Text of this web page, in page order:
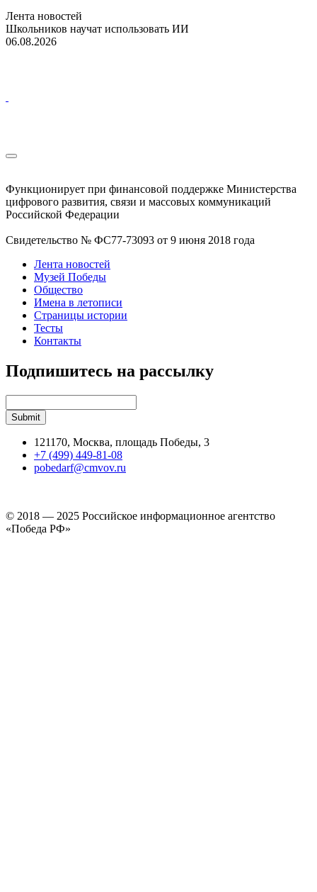
Лента новостей
Школьников научат использовать ИИ
06.08.2026
Функционирует при финансовой поддержке Министерства
цифрового развития, связи и массовых коммуникаций
Российской Федерации
Свидетельство № ФС77-73093 от 9 июня 2018 года
Лента новостей
Музей Победы
Общество
Имена в летописи
Страницы истории
Тесты
Контакты
Подпишитесь на рассылку
121170, Москва, площадь Победы, 3
+7 (499) 449-81-08
pobedarf@cmvov.ru
© 2018 — 2025 Российское информационное агентство
«Победа РФ»